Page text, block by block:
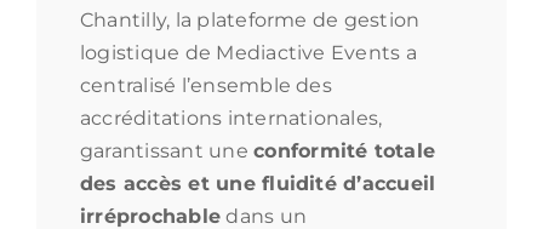
Chantilly, la plateforme de gestion
logistique de Mediactive Events a
centralisé l’ensemble des
accréditations internationales,
garantissant uneconformité totale
des accès et une fluidité d’accueil
irréprochable dans un